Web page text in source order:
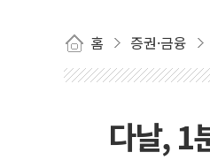
홈 증권·금융
다날, 1